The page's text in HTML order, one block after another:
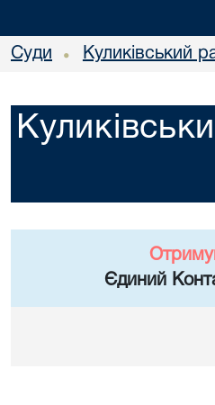
Суди • Куликівський
Єдиний